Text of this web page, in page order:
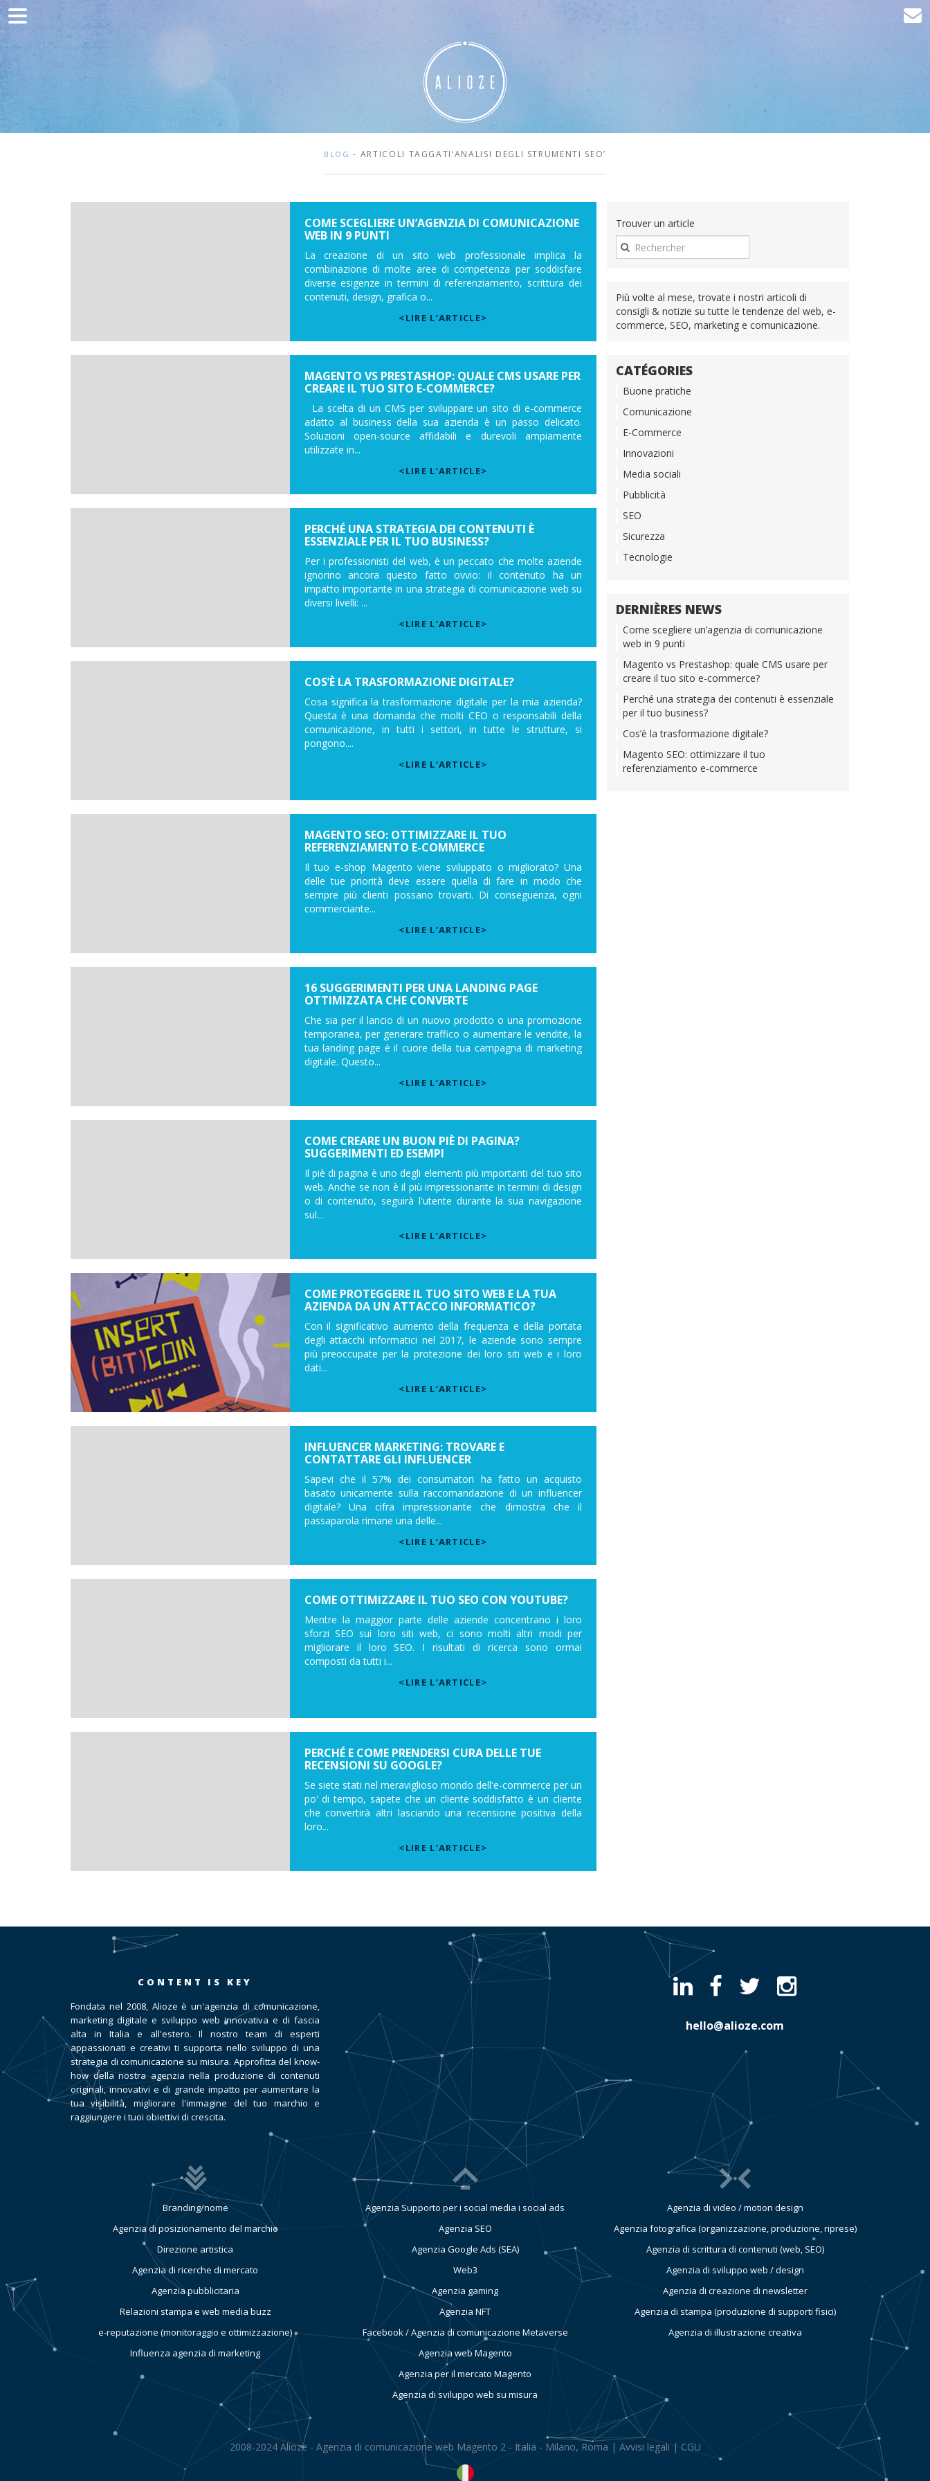
Home
BLOG - ARTICOLI TAGGATI‘ANALISI DEGLI STRUMENTI SEO’
COME SCEGLIERE UN’AGENZIA DI COMUNICAZIONE
WEB IN 9 PUNTI
La creazione di un sito web professionale implica la
combinazione di molte aree di competenza per soddisfare
diverse esigenze in termini di referenziamento, scrittura dei
contenuti, design, grafica o...
<LIRE L’ARTICLE>
MAGENTO VS PRESTASHOP: QUALE CMS USARE PER
CREARE IL TUO SITO E-COMMERCE?
La scelta di un CMS per sviluppare un sito di e-commerce
adatto al business della sua azienda è un passo delicato.
Soluzioni open-source affidabili e durevoli ampiamente
utilizzate in...
<LIRE L’ARTICLE>
PERCHÉ UNA STRATEGIA DEI CONTENUTI È
ESSENZIALE PER IL TUO BUSINESS?
Per i professionisti del web, è un peccato che molte aziende
ignorino ancora questo fatto ovvio: il contenuto ha un
impatto importante in una strategia di comunicazione web su
diversi livelli: ...
<LIRE L’ARTICLE>
COS’È LA TRASFORMAZIONE DIGITALE?
Cosa significa la trasformazione digitale per la mia azienda?
Questa è una domanda che molti CEO o responsabili della
comunicazione, in tutti i settori, in tutte le strutture, si
pongono....
<LIRE L’ARTICLE>
MAGENTO SEO: OTTIMIZZARE IL TUO
REFERENZIAMENTO E-COMMERCE
Il tuo e-shop Magento viene sviluppato o migliorato? Una
delle tue priorità deve essere quella di fare in modo che
sempre più clienti possano trovarti. Di conseguenza, ogni
commerciante...
<LIRE L’ARTICLE>
16 SUGGERIMENTI PER UNA LANDING PAGE
OTTIMIZZATA CHE CONVERTE
Che sia per il lancio di un nuovo prodotto o una promozione
temporanea, per generare traffico o aumentare le vendite, la
tua landing page è il cuore della tua campagna di marketing
digitale. Questo...
<LIRE L’ARTICLE>
COME CREARE UN BUON PIÈ DI PAGINA?
SUGGERIMENTI ED ESEMPI
Il piè di pagina è uno degli elementi più importanti del tuo sito
web. Anche se non è il più impressionante in termini di design
o di contenuto, seguirà l'utente durante la sua navigazione
sul...
<LIRE L’ARTICLE>
COME PROTEGGERE IL TUO SITO WEB E LA TUA
AZIENDA DA UN ATTACCO INFORMATICO?
Con il significativo aumento della frequenza e della portata
degli attacchi informatici nel 2017, le aziende sono sempre
più preoccupate per la protezione dei loro siti web e i loro
dati...
<LIRE L’ARTICLE>
INFLUENCER MARKETING: TROVARE E
CONTATTARE GLI INFLUENCER
Sapevi che il 57% dei consumatori ha fatto un acquisto
basato unicamente sulla raccomandazione di un influencer
digitale? Una cifra impressionante che dimostra che il
passaparola rimane una delle...
<LIRE L’ARTICLE>
COME OTTIMIZZARE IL TUO SEO CON YOUTUBE?
Mentre la maggior parte delle aziende concentrano i loro
sforzi SEO sui loro siti web, ci sono molti altri modi per
migliorare il loro SEO. I risultati di ricerca sono ormai
composti da tutti i...
<LIRE L’ARTICLE>
PERCHÉ E COME PRENDERSI CURA DELLE TUE
RECENSIONI SU GOOGLE?
Se siete stati nel meraviglioso mondo dell'e-commerce per un
po' di tempo, sapete che un cliente soddisfatto è un cliente
che convertirà altri lasciando una recensione positiva della
loro...
<LIRE L’ARTICLE>
Trouver un article
Più volte al mese, trovate i nostri articoli di
consigli & notizie su tutte le tendenze del web, e-
commerce, SEO, marketing e comunicazione.
CATÉGORIES
Buone pratiche
Comunicazione
E-Commerce
Innovazioni
Media sociali
Pubblicità
SEO
Sicurezza
Tecnologie
DERNIÈRES NEWS
Come scegliere un’agenzia di comunicazione
web in 9 punti
Magento vs Prestashop: quale CMS usare per
creare il tuo sito e-commerce?
Perché una strategia dei contenuti è essenziale
per il tuo business?
Cos’è la trasformazione digitale?
Magento SEO: ottimizzare il tuo
referenziamento e-commerce
CONTENT IS KEY
Fondata nel 2008, Alioze è un'agenzia di comunicazione,
marketing digitale e sviluppo web innovativa e di fascia
alta in Italia e all'estero. Il nostro team di esperti
appassionati e creativi ti supporta nello sviluppo di una
strategia di comunicazione su misura. Approfitta del know-
how della nostra agenzia nella produzione di contenuti
originali, innovativi e di grande impatto per aumentare la
tua visibilità, migliorare l'immagine del tuo marchio e
raggiungere i tuoi obiettivi di crescita.
hello@alioze.com
Branding/nome
Agenzia di posizionamento del marchio
Direzione artistica
Agenzia di ricerche di mercato
Agenzia pubblicitaria
Relazioni stampa e web media buzz
e-reputazione (monitoraggio e ottimizzazione)
Influenza agenzia di marketing
Agenzia Supporto per i social media i social ads
Agenzia SEO
Agenzia Google Ads (SEA)
Web3
Agenzia gaming
Agenzia NFT
Facebook / Agenzia di comunicazione Metaverse
Agenzia web Magento
Agenzia per il mercato Magento
Agenzia di sviluppo web su misura
Agenzia di video / motion design
Agenzia fotografica (organizzazione, produzione, riprese)
Agenzia di scrittura di contenuti (web, SEO)
Agenzia di sviluppo web / design
Agenzia di creazione di newsletter
Agenzia di stampa (produzione di supporti fisici)
Agenzia di illustrazione creativa
2008-2024 Alioze - Agenzia di comunicazione web Magento 2 - Italia - Milano, Roma | Avvisi legali | CGU